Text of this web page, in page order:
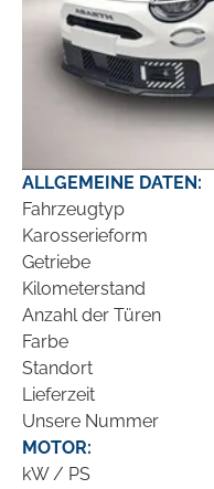
ALLGEMEINE DATEN:
Fahrzeugtyp
Karosserieform
Getriebe
Kilometerstand
Anzahl der Türen
Farbe
Standort
Lieferzeit
Unsere Nummer
MOTOR:
kW / PS